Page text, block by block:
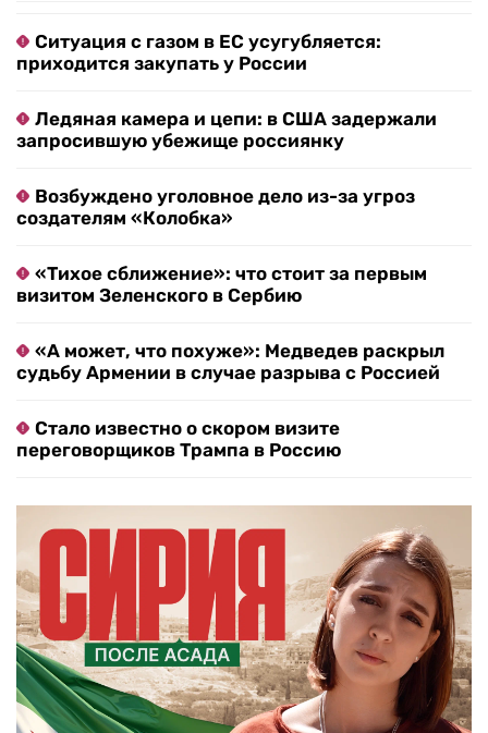
Ситуация с газом в ЕС усугубляется:
приходится закупать у России
Ледяная камера и цепи: в США задержали
запросившую убежище россиянку
Возбуждено уголовное дело из-за угроз
создателям «Колобка»
«Тихое сближение»: что стоит за первым
визитом Зеленского в Сербию
«А может, что похуже»: Медведев раскрыл
судьбу Армении в случае разрыва с Россией
Стало известно о скором визите
переговорщиков Трампа в Россию